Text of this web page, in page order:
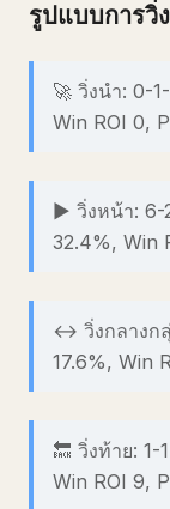
รูปแบบการวิ่ง
🚀 วิ่งนำ: 0-
Win ROI 0,
▶️ วิ่งหน้า: 6-
32.4%, Win
↔️ วิ่งกลางก
17.6%, Win
🔙 วิ่งท้าย:
Win ROI 9,